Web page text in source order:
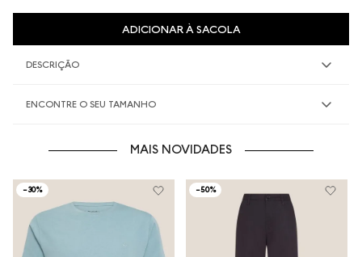
ADICIONAR À SACOLA
DESCRIÇÃO
ENCONTRE O SEU TAMANHO
MAIS NOVIDADES
-30% -50%